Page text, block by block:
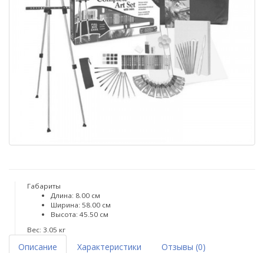
Габариты
Длина: 8.00 см
Ширина: 58.00 см
Высота: 45.50 см
Вес: 3.05 кг
Описание Характеристики Отзывы (0)